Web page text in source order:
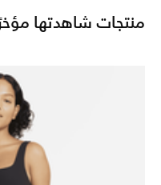
منتجات شاهدتها